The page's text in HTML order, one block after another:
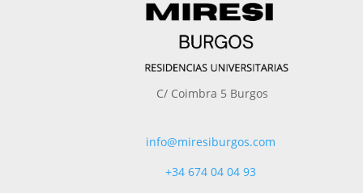
C/ Coimbra 5 Burgos
info@miresiburgos.com
+34 674 04 04 93